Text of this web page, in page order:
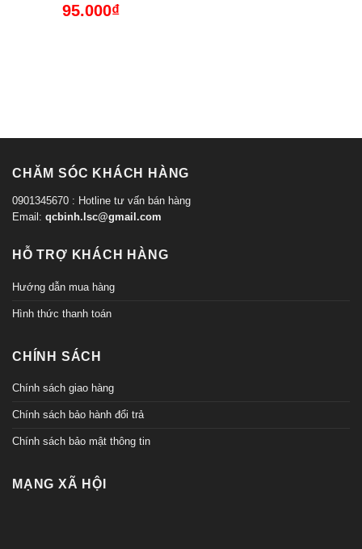
95.000₫
CHĂM SÓC KHÁCH HÀNG
0901345670 : Hotline tư vấn bán hàng
Email: qcbinh.lsc@gmail.com
HỖ TRỢ KHÁCH HÀNG
Hướng dẫn mua hàng
Hình thức thanh toán
CHÍNH SÁCH
Chính sách giao hàng
Chính sách bảo hành đổi trả
Chính sách bảo mật thông tin
MẠNG XÃ HỘI